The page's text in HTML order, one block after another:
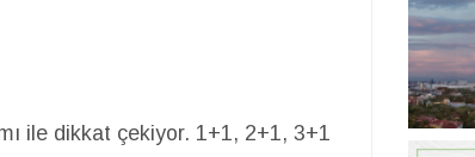
ile dikkat çekiyor. 1+1, 2+1, 3+1